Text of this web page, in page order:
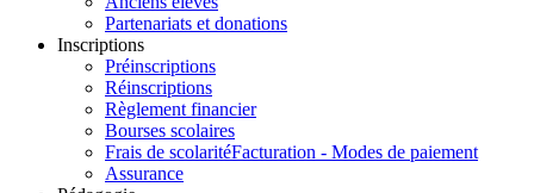
Partenariats et donations
Inscriptions
Préinscriptions
Réinscriptions
Règlement financier
Bourses scolaires
Frais de scolaritéFacturation - Modes de paiement
Assurance